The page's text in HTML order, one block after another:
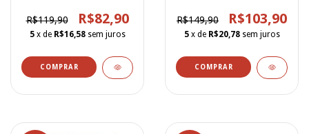
R$119,90
R$82,90
5 x de R$16,58 sem juros
R$149,90 R$103,90
5 x de R$20,78 sem juros